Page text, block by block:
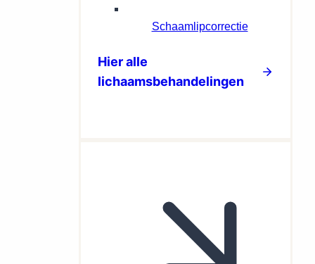
Schaamlipcorrectie
Hier alle
lichaamsbehandelingen